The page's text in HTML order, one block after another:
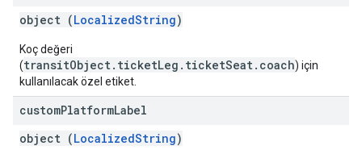
object (LocalizedString)
Koç değeri
(transitObject.ticketLeg.ticketSeat.coach) için
kullanılacak özel etiket.
customPlatformLabel
object (LocalizedString)